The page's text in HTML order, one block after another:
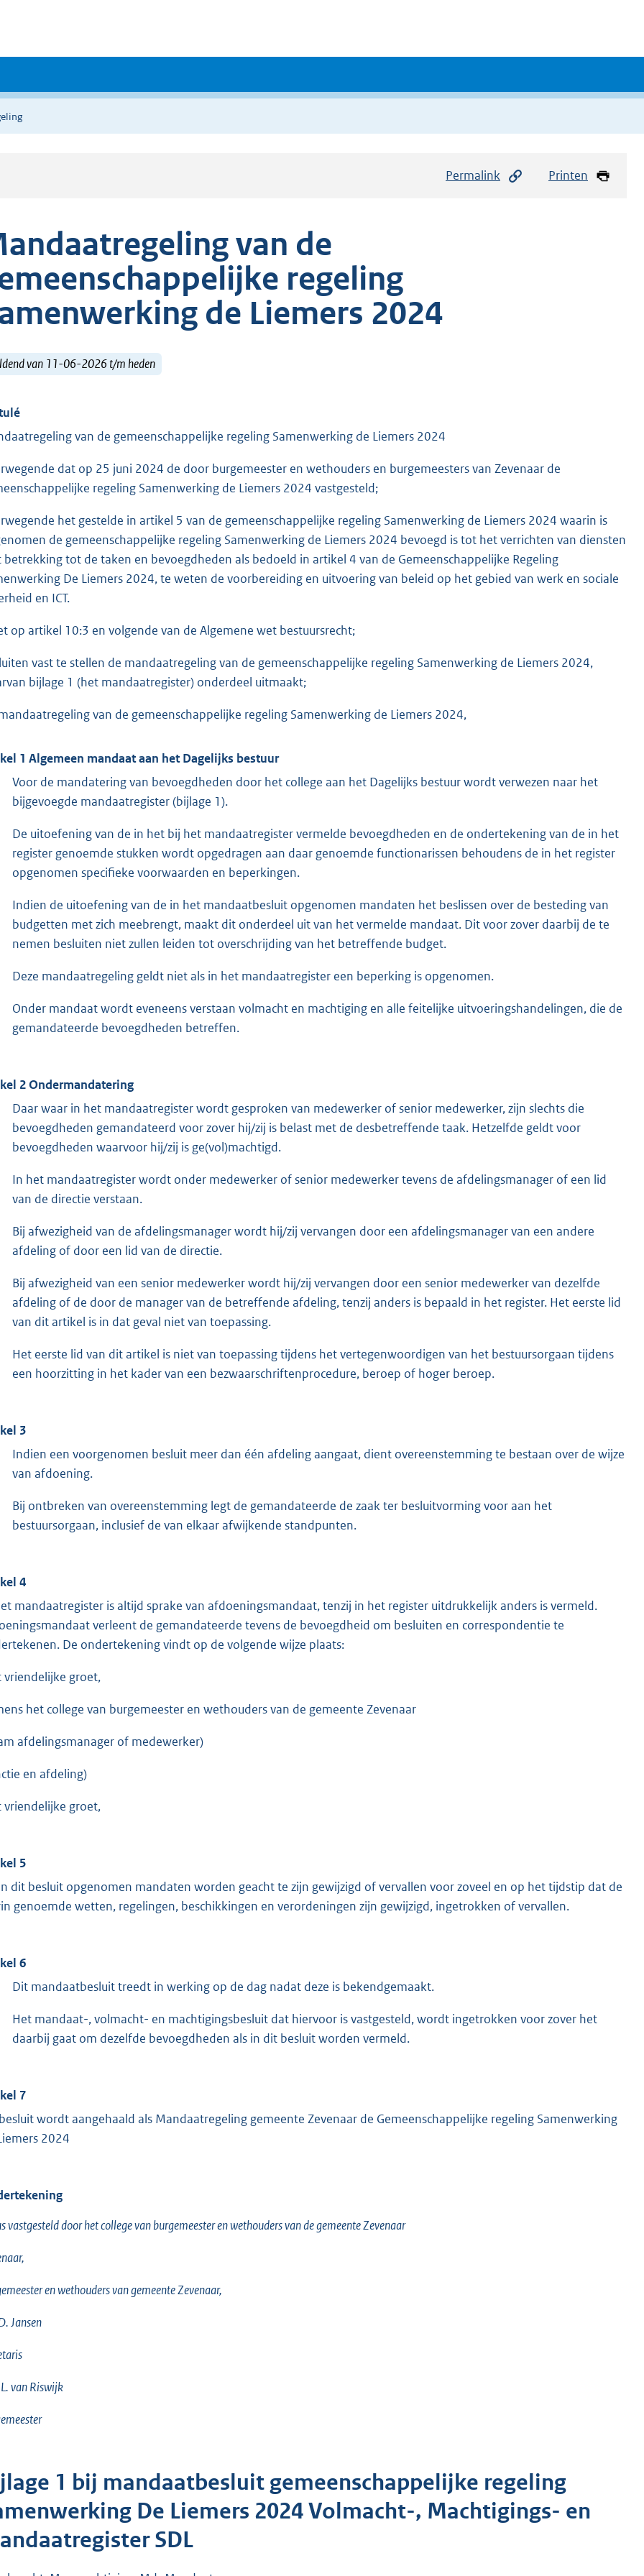
Permalink Printen
van de
regeling
de Liemers 2024
van 11-06-2026 t/m heden
van de gemeenschappelijke regeling Samenwerking de Liemers 2024
dat op 25 juni 2024 de door burgemeester en wethouders en burgemeesters van Zevenaar de
regeling Samenwerking de Liemers 2024 vastgesteld;
het gestelde in artikel 5 van de gemeenschappelijke regeling Samenwerking de Liemers 2024 waarin is
de gemeenschappelijke regeling Samenwerking de Liemers 2024 bevoegd is tot het verrichten van diensten
betrekking tot de taken en bevoegdheden als bedoeld in artikel 4 van de Gemeenschappelijke Regeling
De Liemers 2024, te weten de voorbereiding en uitvoering van beleid op het gebied van werk en sociale
en ICT.
op artikel 10:3 en volgende van de Algemene wet bestuursrecht;
vast te stellen de mandaatregeling van de gemeenschappelijke regeling Samenwerking de Liemers 2024,
bijlage 1 (het mandaatregister) onderdeel uitmaakt;
van de gemeenschappelijke regeling Samenwerking de Liemers 2024,
1 Algemeen mandaat aan het Dagelijks bestuur
Voor de mandatering van bevoegdheden door het college aan het Dagelijks bestuur wordt verwezen naar het
bijgevoegde mandaatregister (bijlage 1).
De uitoefening van de in het bij het mandaatregister vermelde bevoegdheden en de ondertekening van de in het
register genoemde stukken wordt opgedragen aan daar genoemde functionarissen behoudens de in het register
opgenomen specifieke voorwaarden en beperkingen.
Indien de uitoefening van de in het mandaatbesluit opgenomen mandaten het beslissen over de besteding van
budgetten met zich meebrengt, maakt dit onderdeel uit van het vermelde mandaat. Dit voor zover daarbij de te
nemen besluiten niet zullen leiden tot overschrijding van het betreffende budget.
Deze mandaatregeling geldt niet als in het mandaatregister een beperking is opgenomen.
Onder mandaat wordt eveneens verstaan volmacht en machtiging en alle feitelijke uitvoeringshandelingen, die de
gemandateerde bevoegdheden betreffen.
2 Ondermandatering
Daar waar in het mandaatregister wordt gesproken van medewerker of senior medewerker, zijn slechts die
bevoegdheden gemandateerd voor zover hij/zij is belast met de desbetreffende taak. Hetzelfde geldt voor
bevoegdheden waarvoor hij/zij is ge(vol)machtigd.
In het mandaatregister wordt onder medewerker of senior medewerker tevens de afdelingsmanager of een lid
van de directie verstaan.
Bij afwezigheid van de afdelingsmanager wordt hij/zij vervangen door een afdelingsmanager van een andere
afdeling of door een lid van de directie.
Bij afwezigheid van een senior medewerker wordt hij/zij vervangen door een senior medewerker van dezelfde
afdeling of de door de manager van de betreffende afdeling, tenzij anders is bepaald in het register. Het eerste lid
van dit artikel is in dat geval niet van toepassing.
Het eerste lid van dit artikel is niet van toepassing tijdens het vertegenwoordigen van het bestuursorgaan tijdens
een hoorzitting in het kader van een bezwaarschriftenprocedure, beroep of hoger beroep.
3
Indien een voorgenomen besluit meer dan één afdeling aangaat, dient overeenstemming te bestaan over de wijze
van afdoening.
Bij ontbreken van overeenstemming legt de gemandateerde de zaak ter besluitvorming voor aan het
bestuursorgaan, inclusief de van elkaar afwijkende standpunten.
4
mandaatregister is altijd sprake van afdoeningsmandaat, tenzij in het register uitdrukkelijk anders is vermeld.
verleent de gemandateerde tevens de bevoegdheid om besluiten en correspondentie te
De ondertekening vindt op de volgende wijze plaats:
vriendelijke groet,
het college van burgemeester en wethouders van de gemeente Zevenaar
afdelingsmanager of medewerker)
en afdeling)
vriendelijke groet,
5
dit besluit opgenomen mandaten worden geacht te zijn gewijzigd of vervallen voor zoveel en op het tijdstip dat de
genoemde wetten, regelingen, beschikkingen en verordeningen zijn gewijzigd, ingetrokken of vervallen.
6
Dit mandaatbesluit treedt in werking op de dag nadat deze is bekendgemaakt.
Het mandaat-, volmacht- en machtigingsbesluit dat hiervoor is vastgesteld, wordt ingetrokken voor zover het
daarbij gaat om dezelfde bevoegdheden als in dit besluit worden vermeld.
7
wordt aangehaald als Mandaatregeling gemeente Zevenaar de Gemeenschappelijke regeling Samenwerking
2024
vastgesteld door het college van burgemeester en wethouders van de gemeente Zevenaar
en wethouders van gemeente Zevenaar,
Jansen
van Riswijk
1 bij mandaatbesluit gemeenschappelijke regeling
De Liemers 2024 Volmacht-, Machtigings- en
SDL